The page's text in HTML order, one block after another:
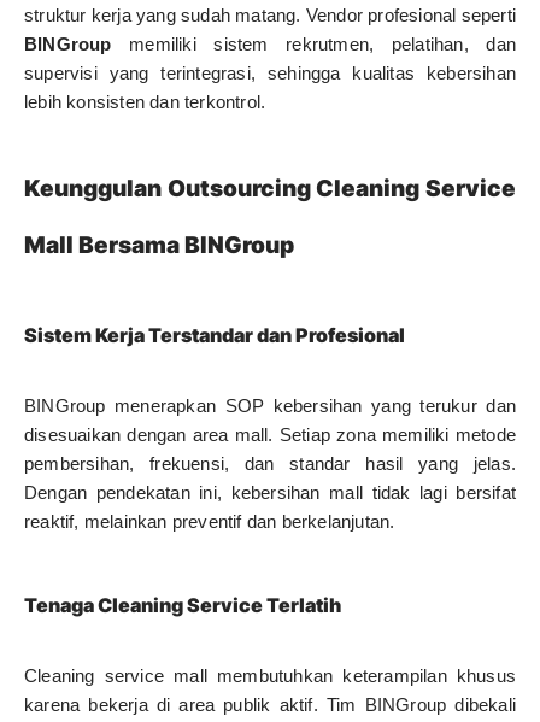
struktur kerja yang sudah matang. Vendor profesional seperti
BINGroup memiliki sistem rekrutmen, pelatihan, dan
supervisi yang terintegrasi, sehingga kualitas kebersihan
lebih konsisten dan terkontrol.
Keunggulan Outsourcing Cleaning Service
Mall Bersama BINGroup
Sistem Kerja Terstandar dan Profesional
BINGroup menerapkan SOP kebersihan yang terukur dan
disesuaikan dengan area mall. Setiap zona memiliki metode
pembersihan, frekuensi, dan standar hasil yang jelas.
Dengan pendekatan ini, kebersihan mall tidak lagi bersifat
reaktif, melainkan preventif dan berkelanjutan.
Tenaga Cleaning Service Terlatih
Cleaning service mall membutuhkan keterampilan khusus
karena bekerja di area publik aktif. Tim BINGroup dibekali